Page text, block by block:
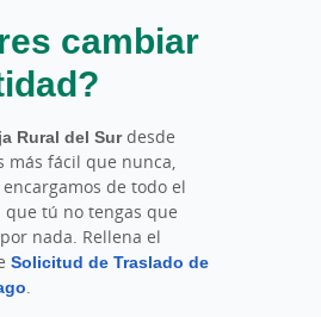
cambiar
Rural del Surdesde
más fácil que nunca,
de todo el
que tú no tengas que
nada. Rellena el
Solicitud de Traslado de